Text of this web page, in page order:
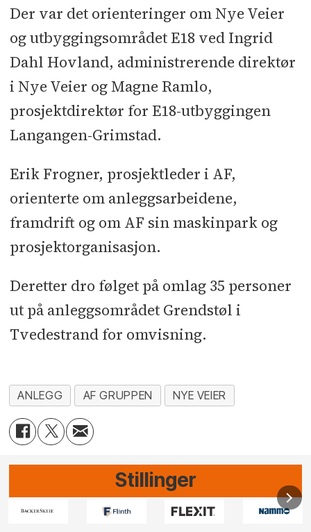
Der var det orienteringer om Nye Veier
og utbyggingsområdet E18 ved Ingrid
Dahl Hovland, administrerende direktør
i Nye Veier og Magne Ramlo,
prosjektdirektør for E18-utbyggingen
Langangen-Grimstad.
Erik Frogner, prosjektleder i AF,
orienterte om anleggsarbeidene,
framdrift og om AF sin maskinpark og
prosjektorganisasjon.
Deretter dro følget på omlag 35 personer
ut på anleggsområdet Grendstøl i
Tvedestrand for omvisning.
ANLEGG AF GRUPPEN NYE VEIER
Stillinger